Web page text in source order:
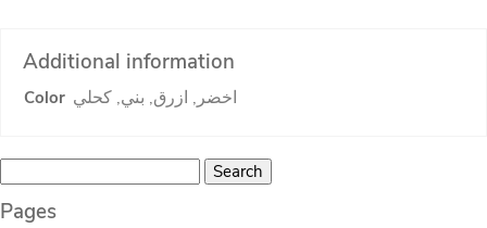
Additional information
Color اخضر, ازرق, بني, كحلي
Search
for:
Pages